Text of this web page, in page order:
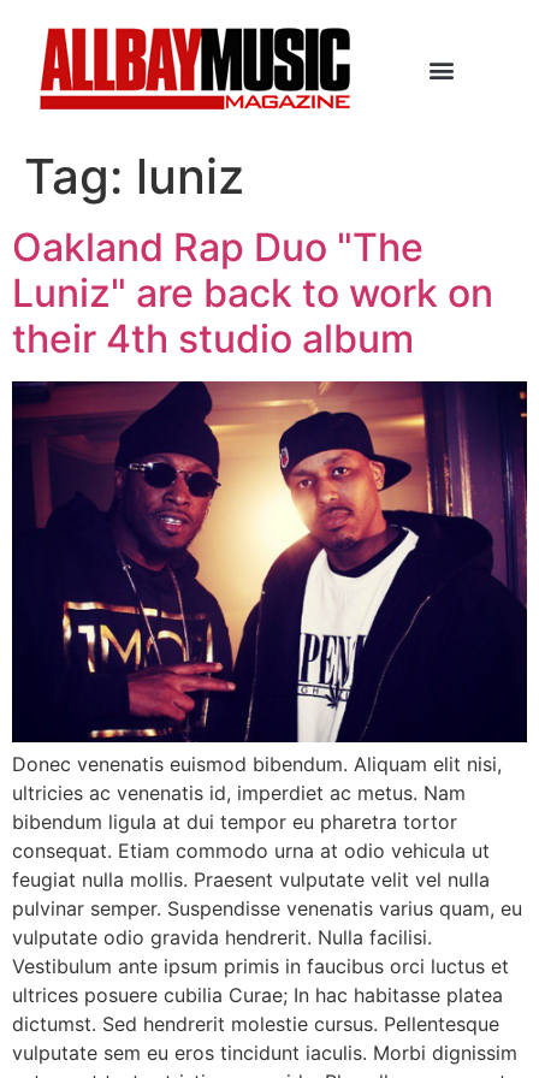
Tag: luniz
Oakland Rap Duo "The
Luniz" are back to work on
their 4th studio album
Donec venenatis euismod bibendum. Aliquam elit nisi,
ultricies ac venenatis id, imperdiet ac metus. Nam
bibendum ligula at dui tempor eu pharetra tortor
consequat. Etiam commodo urna at odio vehicula ut
feugiat nulla mollis. Praesent vulputate velit vel nulla
pulvinar semper. Suspendisse venenatis varius quam, eu
vulputate odio gravida hendrerit. Nulla facilisi.
Vestibulum ante ipsum primis in faucibus orci luctus et
ultrices posuere cubilia Curae; In hac habitasse platea
dictumst. Sed hendrerit molestie cursus. Pellentesque
vulputate sem eu eros tincidunt iaculis. Morbi dignissim